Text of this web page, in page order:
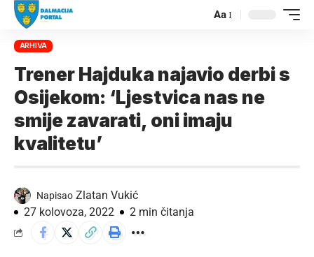
Aa
ARHIVA
Trener Hajduka najavio derbi s
Osijekom: ‘Ljestvica nas ne
smije zavarati, oni imaju
kvalitetu’
Napisao Zlatan Vukić
27 kolovoza, 2022
2 min čitanja